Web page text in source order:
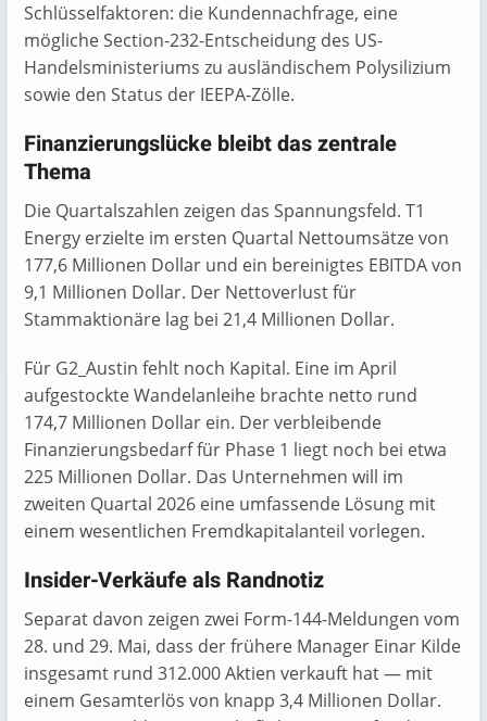
Schlüsselfaktoren: die Kundennachfrage, eine
mögliche Section-232-Entscheidung des US-
Handelsministeriums zu ausländischem Polysilizium
sowie den Status der IEEPA-Zölle.
Finanzierungslücke bleibt das zentrale
Thema
Die Quartalszahlen zeigen das Spannungsfeld. T1
Energy erzielte im ersten Quartal Nettoumsätze von
177,6 Millionen Dollar und ein bereinigtes EBITDA von
9,1 Millionen Dollar. Der Nettoverlust für
Stammaktionäre lag bei 21,4 Millionen Dollar.
Für G2_Austin fehlt noch Kapital. Eine im April
aufgestockte Wandelanleihe brachte netto rund
174,7 Millionen Dollar ein. Der verbleibende
Finanzierungsbedarf für Phase 1 liegt noch bei etwa
225 Millionen Dollar. Das Unternehmen will im
zweiten Quartal 2026 eine umfassende Lösung mit
einem wesentlichen Fremdkapitalanteil vorlegen.
Insider-Verkäufe als Randnotiz
Separat davon zeigen zwei Form-144-Meldungen vom
28. und 29. Mai, dass der frühere Manager Einar Kilde
insgesamt rund 312.000 Aktien verkauft hat — mit
einem Gesamterlös von knapp 3,4 Millionen Dollar.